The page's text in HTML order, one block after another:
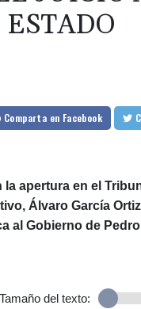
Comparta en Facebook
apertura en el
Álvaro García
al Gobierno de
Tamaño del texto: